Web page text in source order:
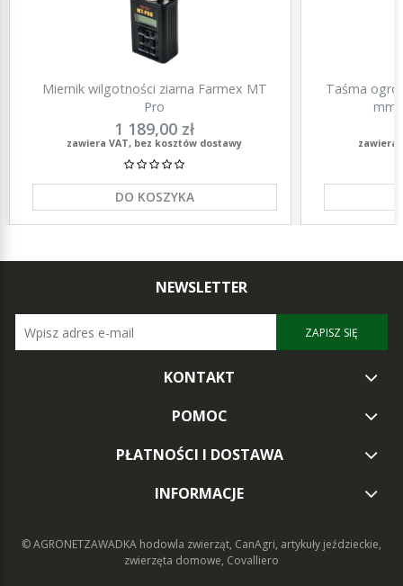
Miernik wilgotności ziarna Farmex MT
Pro
1 189,00 zł
zawiera VAT, bez kosztów dostawy
DO KOSZYKA
Taśma
mm,
zawiera
NEWSLETTER
ZAPISZ SIĘ
KONTAKT
POMOC
PŁATNOŚCI I DOSTAWA
INFORMACJE
© AGRONETZAWADKA hodowla zwierząt, CanAgri, artykuły jeździeckie,
zwierzęta domowe, Covalliero